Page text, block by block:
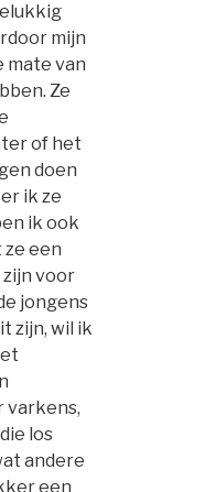
mijn
mate van
Ze
of het
doen
ik ze
ik ook
ze een
voor
jongens
zijn, wil ik
varkens,
los
andere
een